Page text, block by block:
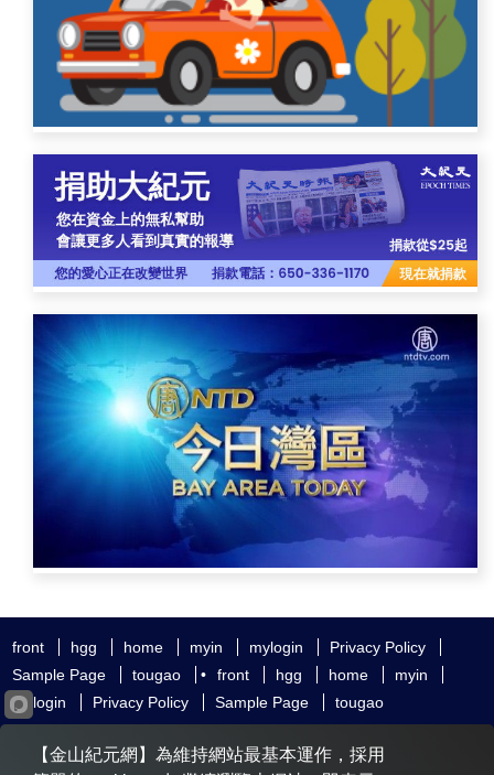
front hgg home myin mylogin
Privacy Policy
Sample Page
tougao • front hgg home
myin
mylogin
Privacy Policy Sample Page tougao
友好鏈接 追查國際 新唐人電視
神韻藝術團
【金山紀元網】為維持網站最基本運作，採用